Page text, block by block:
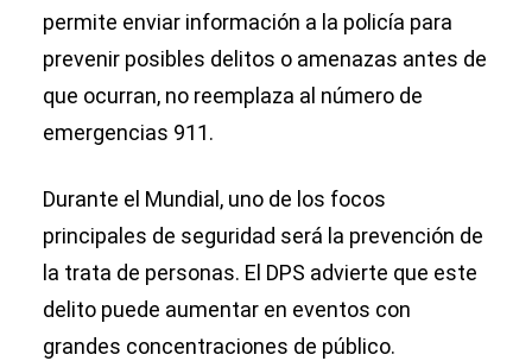
permite enviar información a la policía para
prevenir posibles delitos o amenazas antes de
que ocurran, no reemplaza al número de
emergencias 911.
Durante el Mundial, uno de los focos
principales de seguridad será la prevención de
la trata de personas. El DPS advierte que este
delito puede aumentar en eventos con
grandes concentraciones de público.